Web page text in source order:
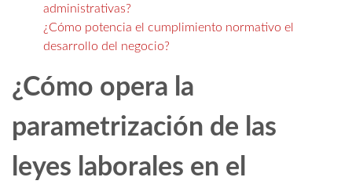
administrativas?
¿Cómo potencia el cumplimiento normativo el
desarrollo del negocio?
¿Cómo opera la
parametrización de las
leyes laborales en el